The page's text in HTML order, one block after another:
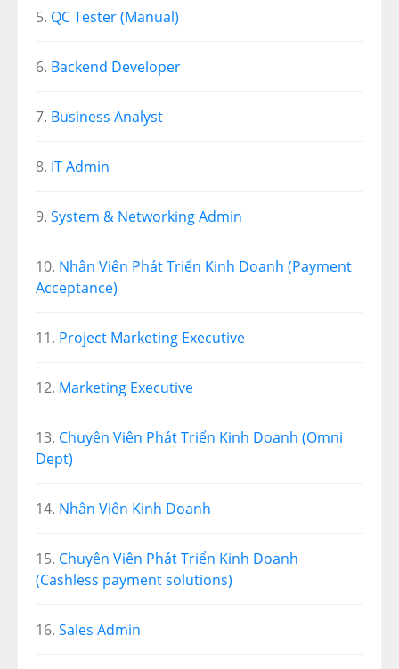
QC Tester (Manual)
Backend Developer
Business Analyst
IT Admin
System & Networking Admin
Nhân Viên Phát Triển Kinh Doanh (Payment
Acceptance)
Project Marketing Executive
Marketing Executive
Chuyên Viên Phát Triển Kinh Doanh (Omni
Dept)
Nhân Viên Kinh Doanh
Chuyên Viên Phát Triển Kinh Doanh
(Cashless payment solutions)
Sales Admin